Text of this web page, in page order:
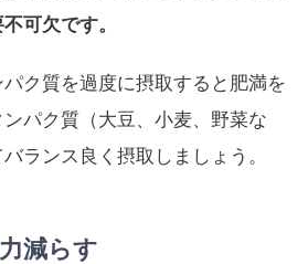
可欠です。
ク質を過度に摂取すると肥満を
パク質（大豆、小麦、野菜な
ランス良く摂取しましょう。
減らす